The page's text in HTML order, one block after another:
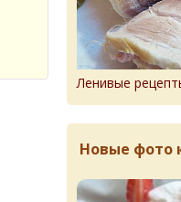
Ленивые
Новые фото